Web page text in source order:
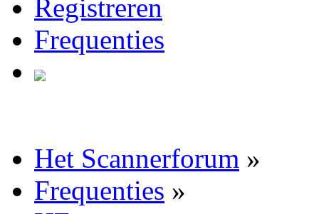
Registreren
Frequenties
Het Scannerforum »
Frequenties »